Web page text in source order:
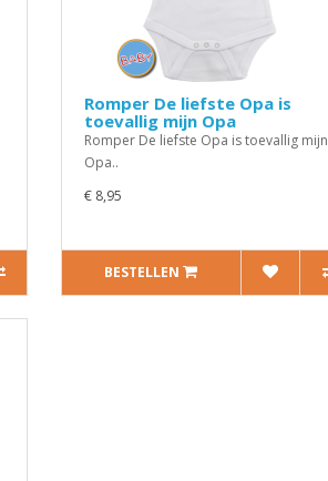
Romper De liefste Opa is
toevallig mijn Opa
Romper De liefste Opa is toevallig mijn
Opa..
€ 8,95
BESTELLEN